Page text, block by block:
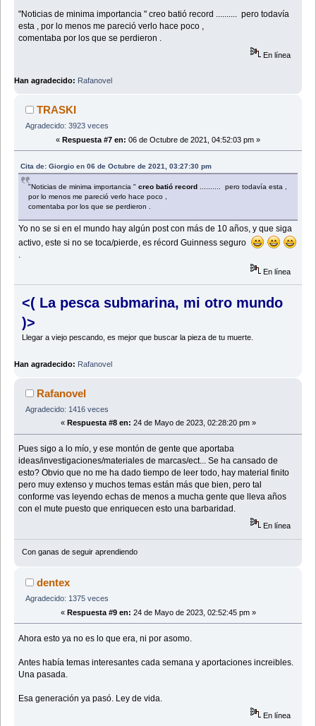
"Noticias de minima importancia " creo batió record .......... pero todavía
esta , por lo menos me pareció verlo hace poco ,
comentaba por los que se perdieron .
En línea
Han agradecido: Rafanovel
TRASKI
Agradecido: 3923 veces
« Respuesta #7 en: 06 de Octubre de 2021, 04:52:03 pm »
Cita de: Giorgio en 06 de Octubre de 2021, 03:27:30 pm
"Noticias de minima importancia "creo batió record .......... pero todavía esta ,
por lo menos me pareció verlo hace poco ,
comentaba por los que se perdieron .
Yo no se si en el mundo hay algún post con más de 10 años, y que siga
activo, este si no se toca/pierde, es récord Guinness seguro
En línea
<( La pesca submarina, mi otro mundo
)>
Llegar a viejo pescando, es mejor que buscar la pieza de tu muerte.
Han agradecido: Rafanovel
Rafanovel
Agradecido: 1416 veces
« Respuesta #8 en: 24 de Mayo de 2023, 02:28:20 pm »
Pues sigo a lo mío, y ese montón de gente que aportaba
ideas/investigaciones/materiales de marcas/ect... Se ha cansado de
esto? Obvio que no me ha dado tiempo de leer todo, hay material finito
pero muy extenso y muchos temas están más que bien, pero tal
conforme vas leyendo echas de menos a mucha gente que lleva años
con el mute puesto que enriquecen esto una barbaridad.
En línea
Con ganas de seguir aprendiendo
dentex
Agradecido: 1375 veces
« Respuesta #9 en: 24 de Mayo de 2023, 02:52:45 pm »
Ahora esto ya no es lo que era, ni por asomo.
Antes había temas interesantes cada semana y aportaciones increibles.
Una pasada.
Esa generación ya pasó. Ley de vida.
En línea